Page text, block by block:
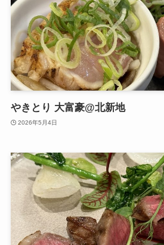
やきとり 大富豪@北新地
2026年5月4日